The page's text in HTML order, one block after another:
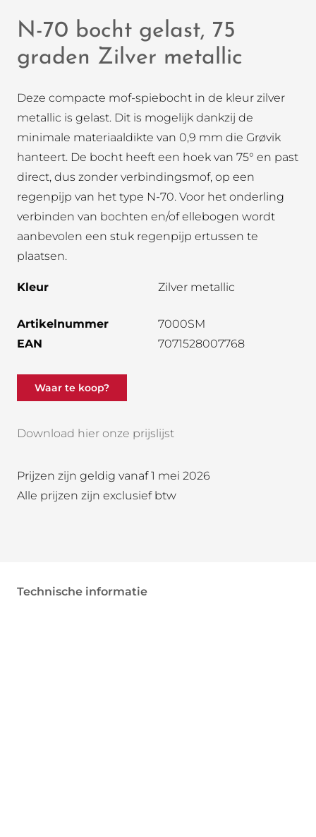
N-70 bocht gelast, 75
graden Zilver metallic
Deze compacte mof-spiebocht in de kleur zilver
metallic is gelast. Dit is mogelijk dankzij de
minimale materiaaldikte van 0,9 mm die Grøvik
hanteert. De bocht heeft een hoek van 75° en past
direct, dus zonder verbindingsmof, op een
regenpijp van het type N-70. Voor het onderling
verbinden van bochten en/of ellebogen wordt
aanbevolen een stuk regenpijp ertussen te
plaatsen.
Kleur Zilver metallic
Artikelnummer
7000SM
EAN
7071528007768
Waar te koop?
Download hier onze prijslijst
Prijzen zijn geldig vanaf 1 mei 2026
Alle prijzen zijn exclusief btw
Technische informatie